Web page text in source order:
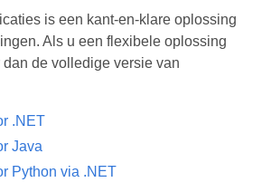
is een kant-en-klare oplossing
Als u een flexibele oplossing
de volledige versie van
.NET
Java
Python via .NET